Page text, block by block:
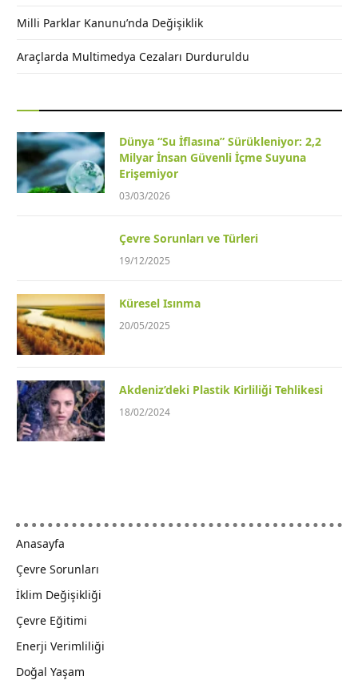
Milli Parklar Kanunu’nda Değişiklik
Araçlarda Multimedya Cezaları Durduruldu
Dünya “Su İflasına” Sürükleniyor: 2,2
Milyar İnsan Güvenli İçme Suyuna
Erişemiyor
03/03/2026
Çevre Sorunları ve Türleri
19/12/2025
Küresel Isınma
20/05/2025
Akdeniz’deki Plastik Kirliliği Tehlikesi
18/02/2024
Anasayfa
Çevre Sorunları
İklim Değişikliği
Çevre Eğitimi
Enerji Verimliliği
Doğal Yaşam